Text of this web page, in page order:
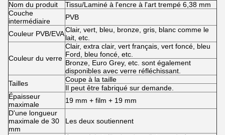
Nom du produit
Tissu/Laminé à l'encre à l'art trempé 6,38 mm
Couche
intermédiaire
PVB
Couleur PVB/EVAClair, vert, bleu, bronze, gris, blanc comme le
lait, etc.
Couleur du verre
Clair, extra clair, vert français, vert foncé, bleu
Ford, bleu foncé, etc.
Bronze, Euro Grey, etc. sont également
disponibles avec verre réfléchissant.
Tailles
Coupe à la taille
Il peut être fabriqué sur demande.
Épaisseur
maximale
19 mm + film + 19 mm
D'une longueur
maximale de 30
mm
Les deux soutiennent